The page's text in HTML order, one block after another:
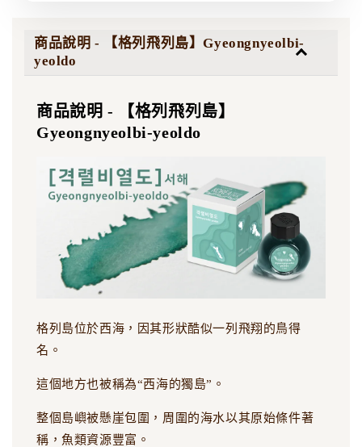
商品說明 - 【格列飛列島】Gyeongnyeolbi-
yeoldo
商品說明 - 【格列飛列島】
Gyeongnyeolbi-yeoldo
格列島位於西海，因其形狀酷似一列飛翔的鳥得
名。
這個地方也被稱為“西海的獨島”。
整個島嶼被懸崖包圍，周圍的海水以其原始條件著
稱，魚類資源豐富。